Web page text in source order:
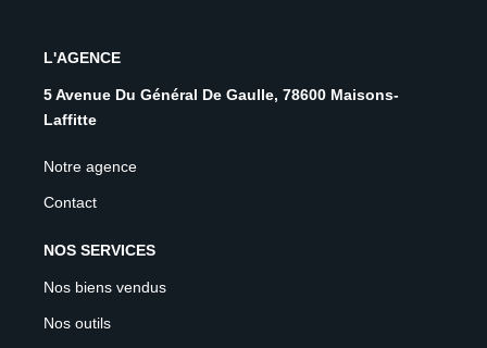
L'AGENCE
5 Avenue Du Général De Gaulle, 78600 Maisons-
Laffitte
Notre agence
Contact
NOS SERVICES
Nos biens vendus
Nos outils